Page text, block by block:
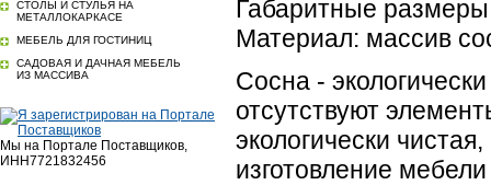
СТОЛЫ И СТУЛЬЯ НА
МЕТАЛЛОКАРКАСЕ
МЕБЕЛЬ ДЛЯ ГОСТИНИЦ
САДОВАЯ И ДАЧНАЯ МЕБЕЛЬ
ИЗ МАССИВА
Мы на Портале Поставщиков,
ИНН7721832456
Габаритные
Материал: массив
Сосна -
отсутствуют
экологически
изготовление